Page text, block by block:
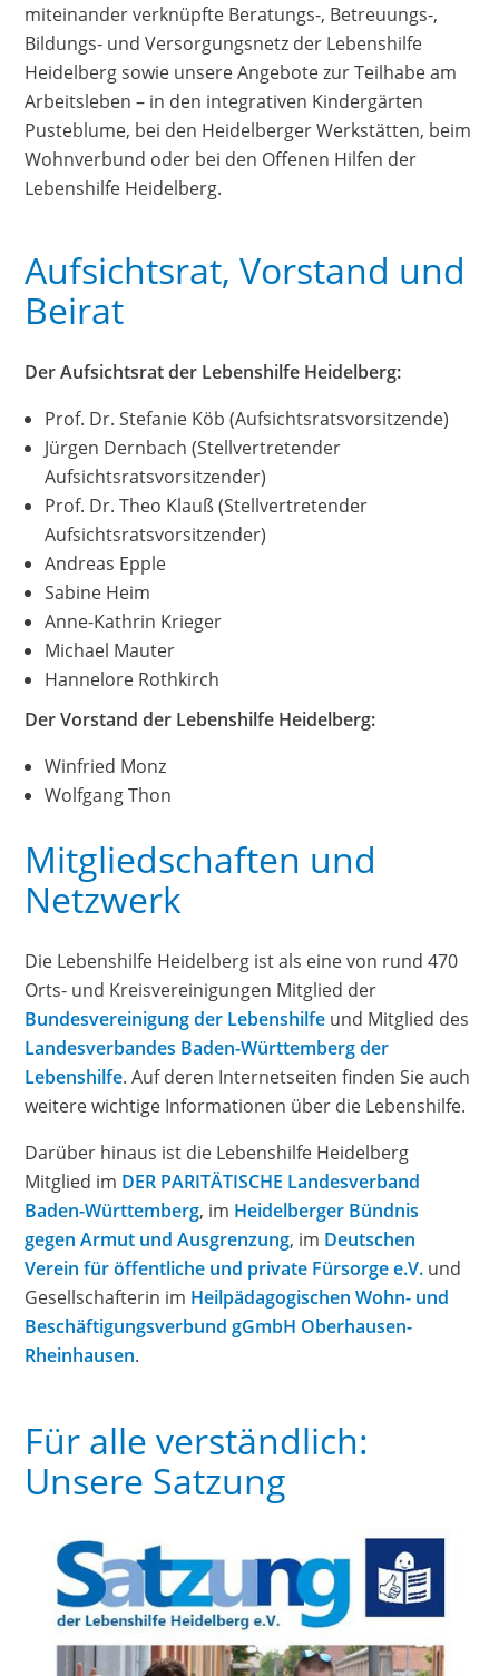
miteinander verknüpfte Beratungs-, Betreuungs-,
Bildungs- und Versorgungsnetz der Lebenshilfe
Heidelberg sowie unsere Angebote zur Teilhabe am
Arbeitsleben – in den integrativen Kindergärten
Pusteblume, bei den Heidelberger Werkstätten, beim
Wohnverbund oder bei den Offenen Hilfen der
Lebenshilfe Heidelberg.
Aufsichtsrat, Vorstand und
Beirat
Der Aufsichtsrat der Lebenshilfe Heidelberg:
Prof. Dr. Stefanie Köb (Aufsichtsratsvorsitzende)
Jürgen Dernbach (Stellvertretender
Aufsichtsratsvorsitzender)
Prof. Dr. Theo Klauß (Stellvertretender
Aufsichtsratsvorsitzender)
Andreas Epple
Sabine Heim
Anne-Kathrin Krieger
Michael Mauter
Hannelore Rothkirch
Der Vorstand der Lebenshilfe Heidelberg:
Winfried Monz
Wolfgang Thon
Mitgliedschaften und
Netzwerk
Die Lebenshilfe Heidelberg ist als eine von rund 470
Orts- und Kreisvereinigungen Mitglied der
Bundesvereinigung der Lebenshilfe und Mitglied des
Landesverbandes Baden-Württemberg der
Lebenshilfe. Auf deren Internetseiten finden Sie auch
weitere wichtige Informationen über die Lebenshilfe.
Darüber hinaus ist die Lebenshilfe Heidelberg
Mitglied im DER PARITÄTISCHE Landesverband
Baden-Württemberg, im Heidelberger Bündnis
gegen Armut und Ausgrenzung, im Deutschen
Verein für öffentliche und private Fürsorge e.V. und
Gesellschafterin im Heilpädagogischen Wohn- und
Beschäftigungsverbund gGmbH Oberhausen-
Rheinhausen.
Für alle verständlich:
Unsere Satzung